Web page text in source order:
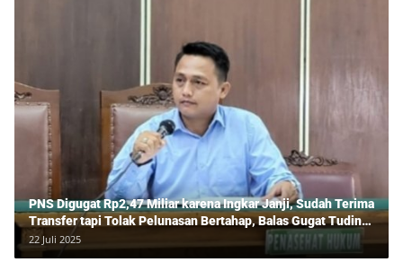
PNS Digugat Rp2,47 Miliar karena Ingkar Janji, Sudah Terima
Transfer tapi Tolak Pelunasan Bertahap, Balas Gugat Tuding
Lawan Tipu Rp850 Juta
22 Juli 2025